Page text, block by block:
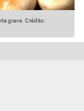
grave. Crédito: